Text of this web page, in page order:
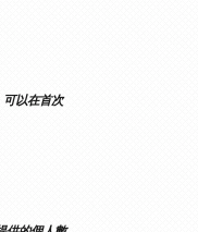
可以在首次